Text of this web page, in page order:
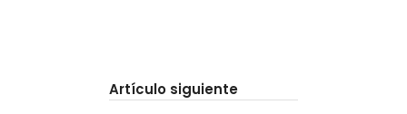
Artículo siguiente